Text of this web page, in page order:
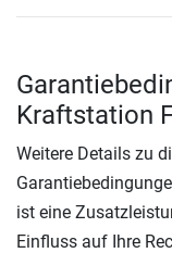
Kraftstation
Weitere Details zu
ist eine
Einfluss auf Ihre